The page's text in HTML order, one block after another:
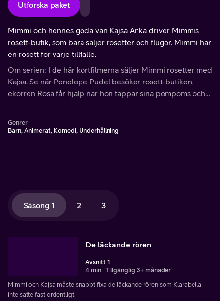
Utforska paket
Mimmi och hennes goda vän Kajsa Anka driver Mimmis
rosett-butik, som bara säljer rosetter och flugor. Mimmi har
en rosett för varje tillfälle.
Om serien: I de här kortfilmerna säljer Mimmi rosetter med
Kajsa. Se när Penelope Pudel besöker rosett-butiken,
ekorren Rosa får hjälp när hon tappar sina pompoms och
Genrer
Barn, Animerat, Komedi, Underhållning
Säsong 1 2 3
De läckande rören
Avsnitt 1
4 min Tillgänglig 3+ månader
Mimmi och Kajsa måste snabbt fixa de läckande rören som Klarabella
inte satte fast ordentligt.